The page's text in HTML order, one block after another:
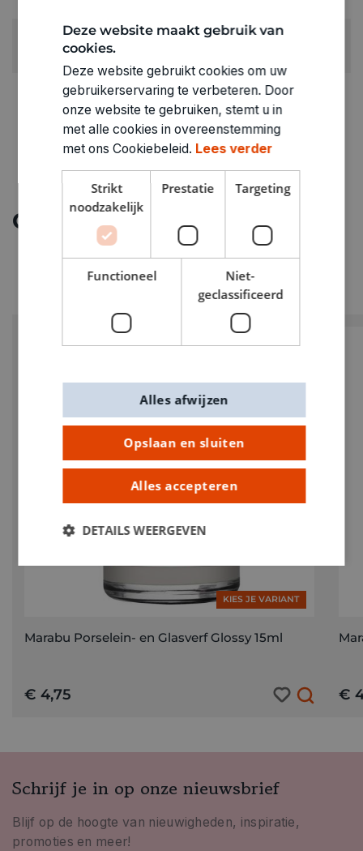
ARTIKELNUMMER
Ontdek meer
KIES JE VARIANT
Marabu Porselein- en Glasverf Glossy 15ml
€ 4,75 €
Schrijf je in op onze nieuwsbrief
Blijf op de hoogte van nieuwigheden, inspiratie,
promoties en meer!
Deze website maakt gebruik van
cookies.
Deze website gebruikt cookies om uw
gebruikerservaring te verbeteren. Door
onze website te gebruiken, stemt u in
met alle cookies in overeenstemming
met ons Cookiebeleid. Lees verder
Strikt
noodzakelijk
Prestatie Targeting
Functioneel
Niet-
geclassificeerd
Opslaan en sluiten
Alles accepteren
Alles afwijzen
DETAILS WEERGEVEN